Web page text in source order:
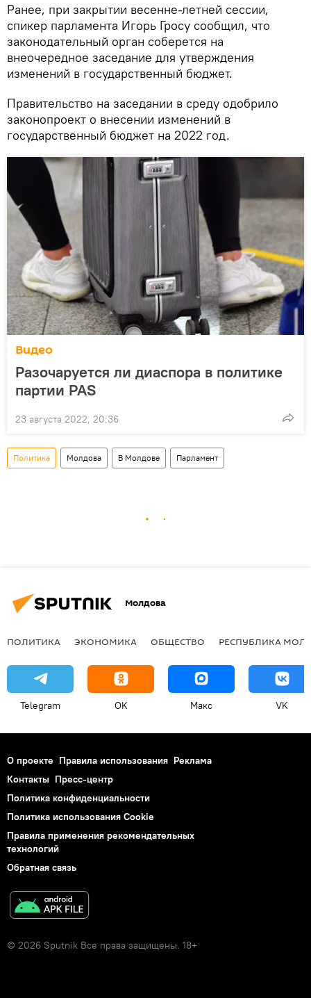
Ранее, при закрытии весенне-летней сессии,
спикер парламента Игорь Гросу сообщил, что
законодательный орган соберется на
внеочередное заседание для утверждения
изменений в государственный бюджет.
Правительство на заседании в среду одобрило
законопроект о внесении изменений в
государственный бюджет на 2022 год.
Видео
Разочаруется ли диаспора в политике
партии PAS
23 августа 2022, 20:36
Политика Молдова В Молдове Парламент
Молдова
ПОЛИТИКА ЭКОНОМИКА ОБЩЕСТВО РЕСПУБЛИКА
Telegram OK Макс VK
О проекте Правила использования Реклама
Контакты Пресс-центр
Политика конфиденциальности
Политика использования Cookie
Правила применения рекомендательных
технологий
Обратная связь
© 2026 Sputnik Все права защищены. 18+